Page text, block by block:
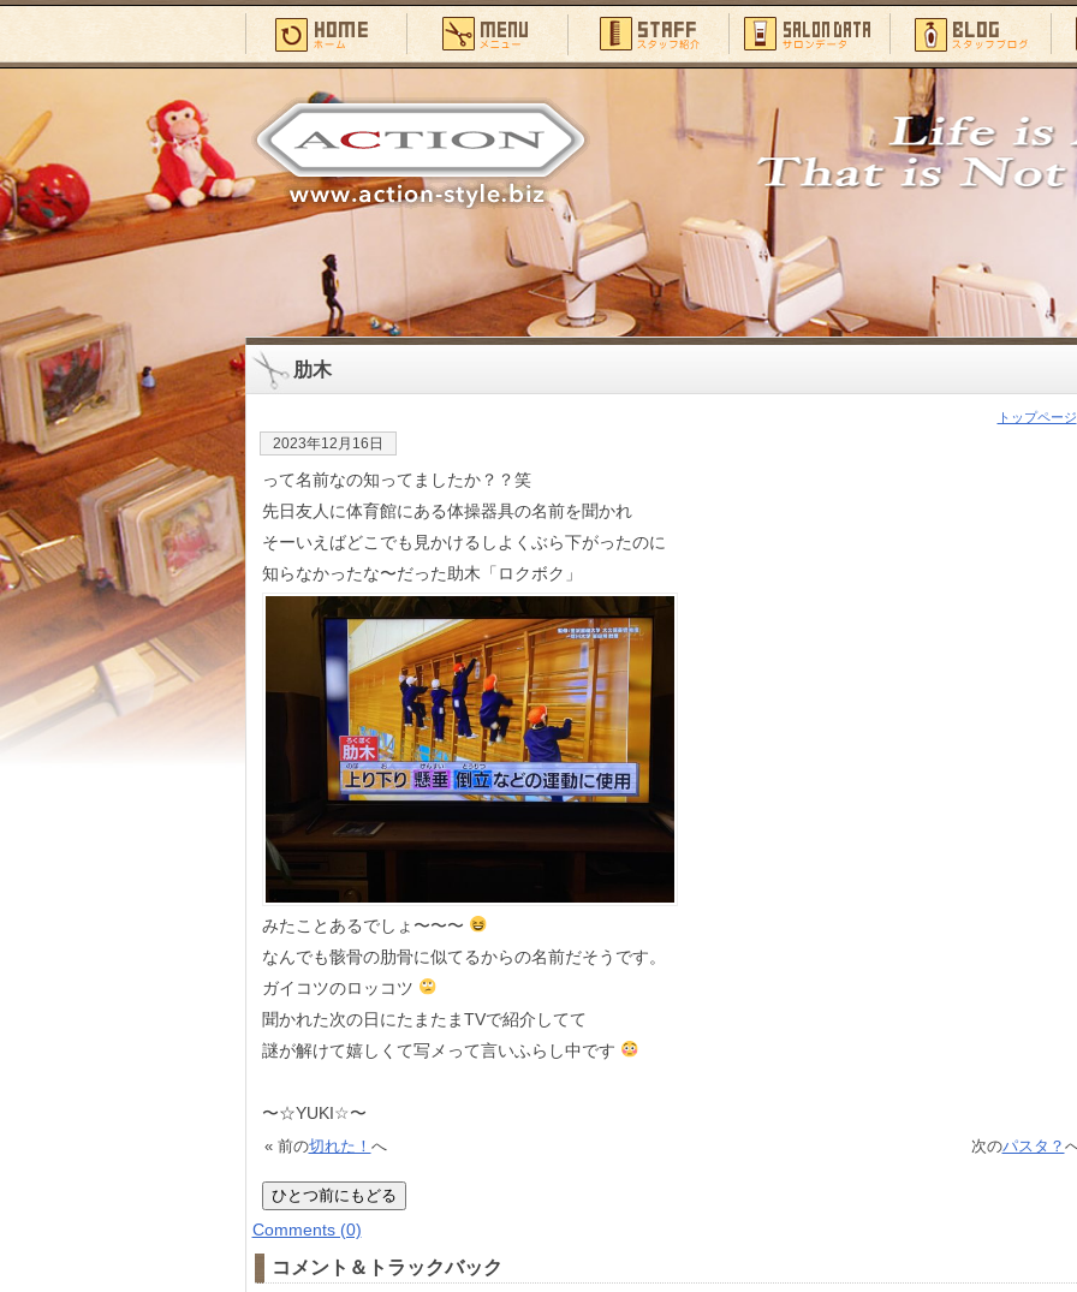
肋木
トップページ
2023年12月16日
って名前なの知ってましたか？？笑
先日友人に体育館にある体操器具の名前を聞かれ
そーいえばどこでも見かけるしよくぶら下がったのに
知らなかったな〜だった助木「ロクボク」
みたことあるでしょ〜〜〜
なんでも骸骨の肋骨に似てるからの名前だそうです。
ガイコツのロッコツ
聞かれた次の日にたまたまTVで紹介してて
謎が解けて嬉しくて写メって言いふらし中です
〜☆YUKI☆〜
« 前の切れた！ へ 次のパスタ？
Comments (0)
コメント＆トラックバック